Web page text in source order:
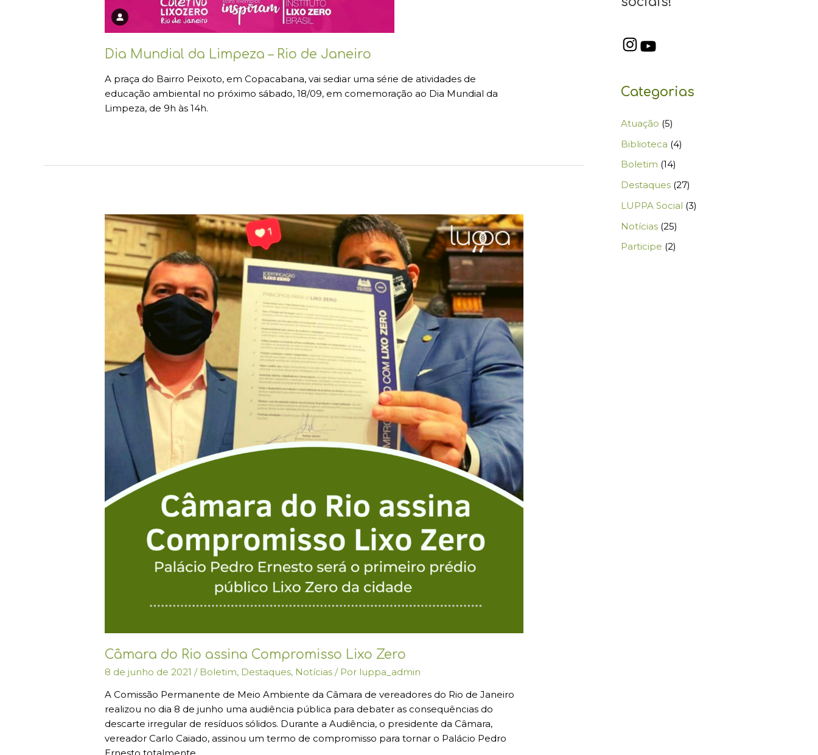
Dia Mundial da Limpeza – Rio de Janeiro
A praça do Bairro Peixoto, em Copacabana, vai sediar uma série de atividades de
educação ambiental no próximo sábado, 18/09, em comemoração ao Dia Mundial da
Limpeza, de 9h às 14h.
Câmara do Rio assina Compromisso Lixo Zero
8 de junho de 2021/ Boletim, Destaques, Notícias / Por luppa_admin
A Comissão Permanente de Meio Ambiente da Câmara de vereadores do Rio de Janeiro
realizou no dia 8 de junho uma audiência pública para debater as consequências do
descarte irregular de resíduos sólidos. Durante a Audiência, o presidente da Câmara,
vereador Carlo Caiado, assinou um termo de compromisso para tornar o Palácio Pedro
Câmara
do
Rio
assina
Compromisso
Categorias
Atuação (5)
Biblioteca (4)
Boletim (14)
Destaques (27)
LUPPA Social (3)
Notícias (25)
Participe (2)